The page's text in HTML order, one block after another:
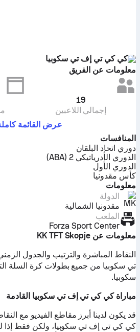
كي كي تي إف تي سكوبيا
معلومات عن الفريق
19
إجمالي اللاعبين
عرض القائمة
المنافسات
دوري اتحاد البلقان
الدوري الأدرياتيكي 2 (ABA)
الدوري الأول
كأس مقدونيا
معلومات
الدولة
مقدونيا الشمالية
الملعب
Forza Sport Center
معلومات عن KK TFT Skopje
النقاط المباشرة والترتيب والجدول
تي سكوبيا من جميع بطولات كرة السلة
سكوبيا.
مباراة كي كي تي إف تي سكوبيا القادمة
قد يكون لدينا أبرز مقاطع الفيديو مع
كي كي تي إف تي سكوبيا، ولكن فقط إذا